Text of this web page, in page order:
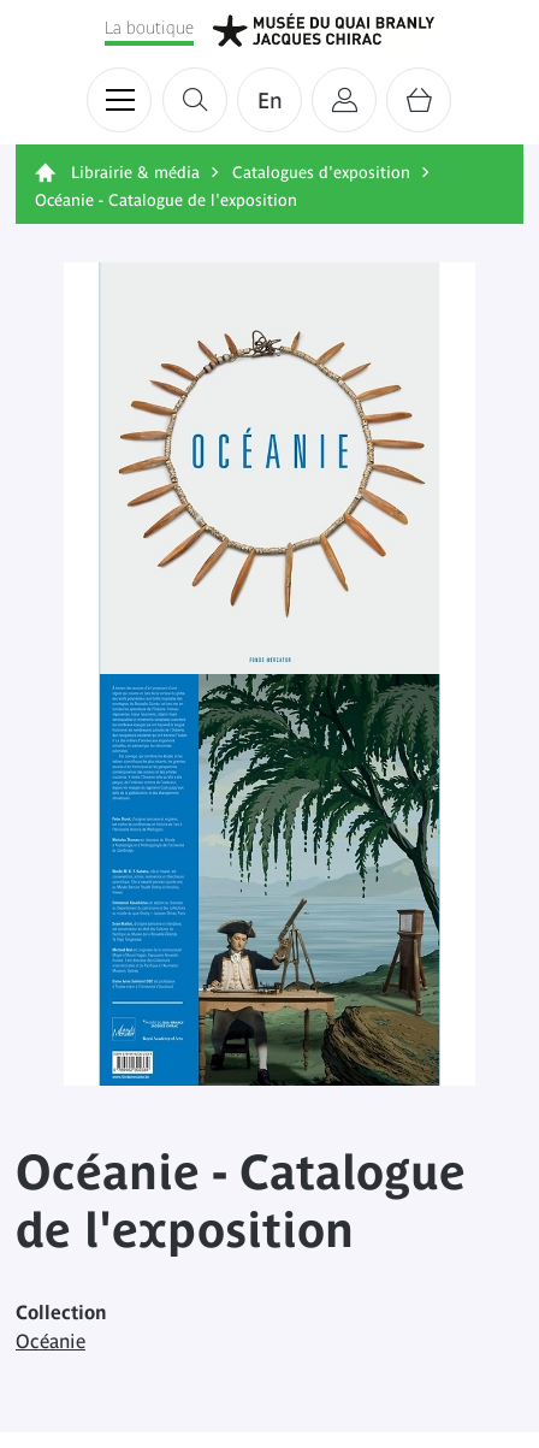
En
La boutique
Librairie & média
Catalogues d'exposition
Océanie - Catalogue de l'exposition
Océanie - Catalogue
de l'exposition
Collection
Océanie